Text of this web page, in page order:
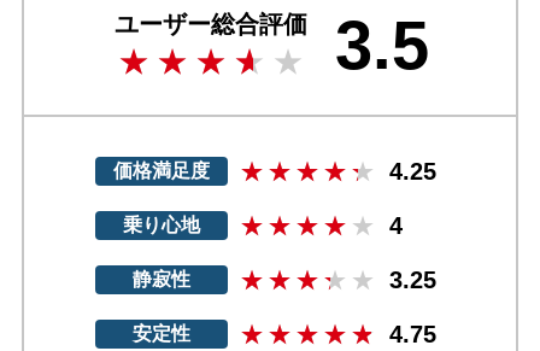
ユーザー総合評価 3.5
価格満足度 4.25
乗り心地 4
静寂性 3.25
安定性 4.75